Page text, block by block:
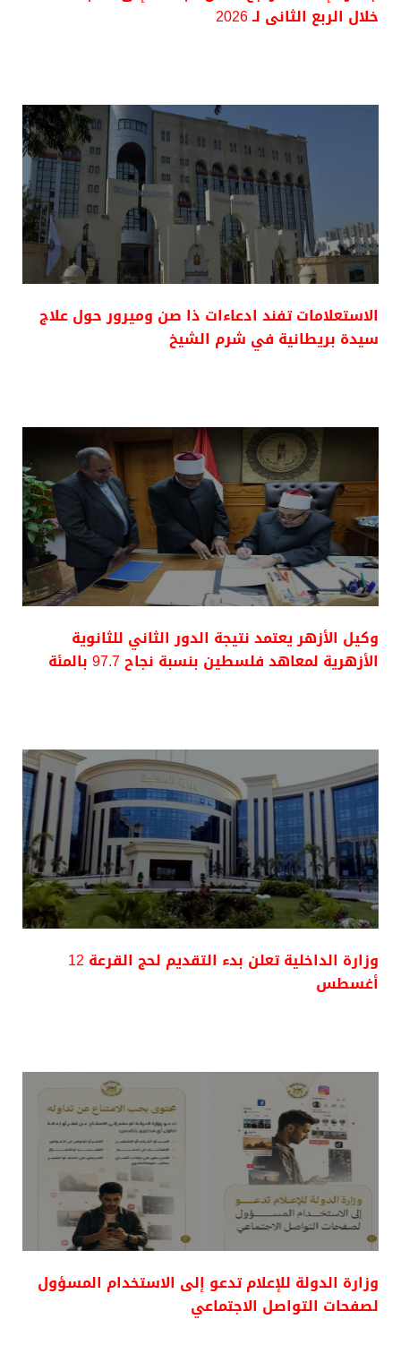
خلال الربع الثانى لـ 2026
الاستعلامات تفند ادعاءات ذا صن وميرور حول علاج
سيدة بريطانية في شرم الشيخ
وكيل الأزهر يعتمد نتيجة الدور الثاني للثانوية
الأزهرية لمعاهد فلسطين بنسبة نجاح 97.7 بالمئة
وزارة الداخلية تعلن بدء التقديم لحج القرعة 12
أغسطس
وزارة الدولة للإعلام تدعو إلى الاستخدام المسؤول
لصفحات التواصل الاجتماعي